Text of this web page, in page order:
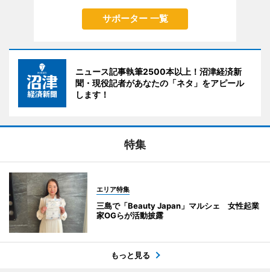
サポーター 一覧
ニュース記事執筆2500本以上！沼津経済新
聞・現役記者があなたの「ネタ」をアピール
します！
特集
エリア特集
三島で「Beauty Japan」マルシェ 女性起業
家OGらが活動披露
もっと見る